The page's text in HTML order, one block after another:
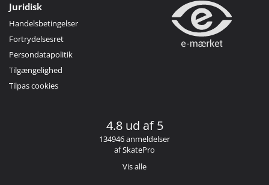
Juridisk
Handelsbetingelser
Fortrydelsesret
Persondatapolitik
Tilgængelighed
Tilpas cookies
4.8 ud af 5
134946 anmeldelser
af SkatePro
Vis alle